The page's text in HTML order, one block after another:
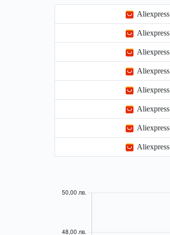
Aliexpress
Aliexpress
Aliexpress
Aliexpress
Aliexpress
Aliexpress
Aliexpress
Aliexpress